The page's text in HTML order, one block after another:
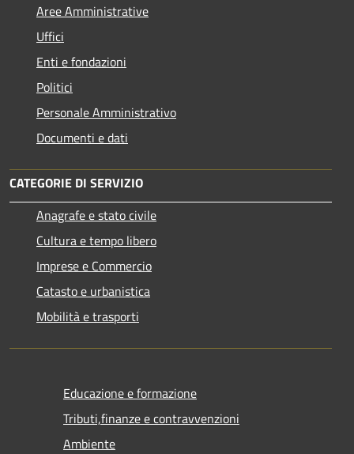
Aree Amministrative
Uffici
Enti e fondazioni
Politici
Personale Amministrativo
Documenti e dati
CATEGORIE DI SERVIZIO
Anagrafe e stato civile
Cultura e tempo libero
Imprese e Commercio
Catasto e urbanistica
Mobilità e trasporti
Educazione e formazione
Tributi,finanze e contravvenzioni
Ambiente